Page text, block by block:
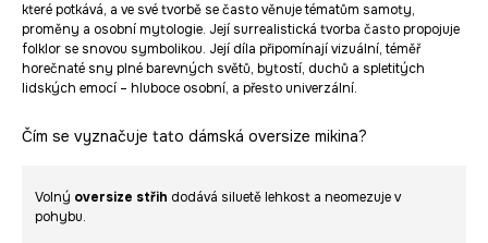
které potkává, a ve své tvorbě se často věnuje tématům samoty,
proměny a osobní mytologie. Její surrealistická tvorba často propojuje
folklor se snovou symbolikou. Její díla připomínají vizuální, téměř
horečnaté sny plné barevných světů, bytostí, duchů a spletitých
lidských emocí – hluboce osobní, a přesto univerzální.
Čím se vyznačuje tato dámská oversize mikina?
Volný oversize střih dodává siluetě lehkost a neomezuje v
pohybu.